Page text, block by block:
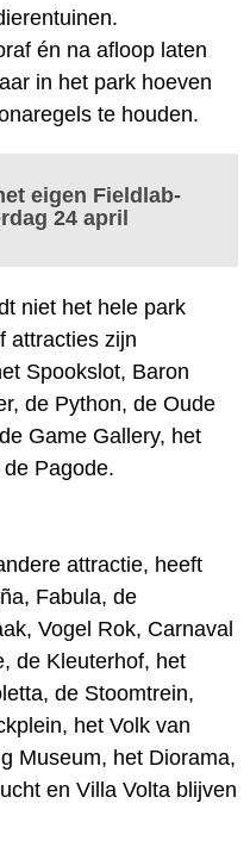
én na afloop laten
in het park hoeven
te houden.
eigen Fieldlab-
24 april
niet het hele park
attracties zijn
Spookslot, Baron
de Python, de Oude
Game Gallery, het
Pagode.
attractie, heeft
Fabula, de
Vogel Rok, Carnaval
de Kleuterhof, het
de Stoomtrein,
het Volk van
Museum, het Diorama,
en Villa Volta blijven